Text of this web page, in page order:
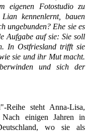
eigenen Fotostudio zu
kennenlernt, bauen
ungebunden? Ehe sie es
Aufgabe auf sie: Sie soll
In Ostfriesland trifft sie
sie und ihr Mut macht.
und sich der
Reihe steht Anna-Lisa,
einigen Jahren in
wo sie als